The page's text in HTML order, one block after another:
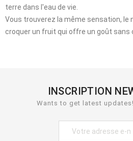
terre dans l'eau de vie.
Vous trouverez la même sensation, le
croquer un fruit qui offre un goût sans
INSCRIPTION
Wants to get latest